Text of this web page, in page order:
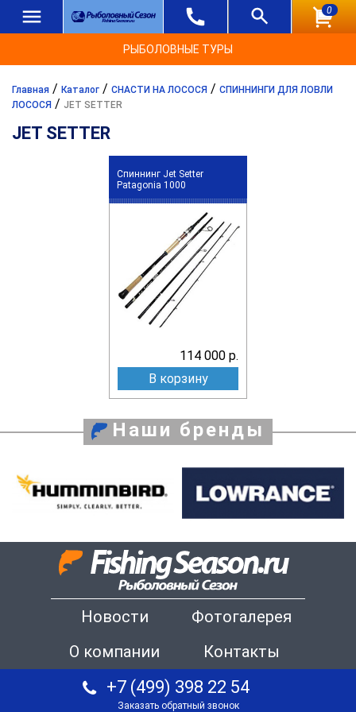
0
РЫБОЛОВНЫЕ ТУРЫ
Главная / Каталог / СНАСТИ НА ЛОСОСЯ / СПИННИНГИ ДЛЯ ЛОВЛИ
ЛОСОСЯ / JET SETTER
JET SETTER
Спиннинг Jet Setter
Patagonia 1000
114 000 р.
В корзину
Наши бренды
Новости
Фотогалерея
О компании
Контакты
+7 (499) 398 22 54
Заказать обратный звонок